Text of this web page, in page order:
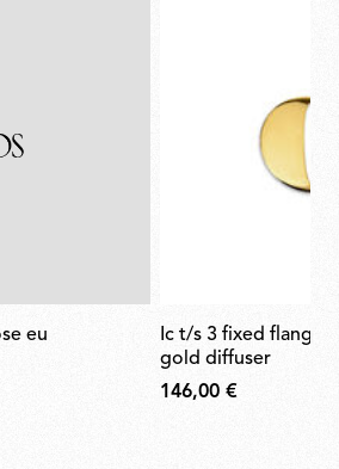
eu
ic t/s 3 fixed flange semi-cover for
gold diffuser
146,00 €